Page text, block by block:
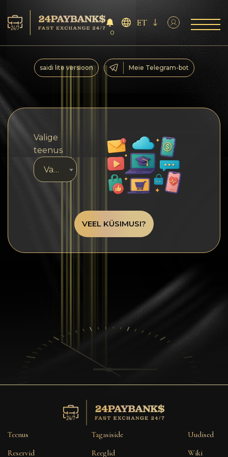
Teenus
Partneritele
Tagasiside
Reeglid
AML/CFT
Konfidentsiaalsus
Kontaktid
Maine
0
ET
saidi lite versioon Meie Telegram-bot
Valige
teenus
Valige teenus
VEEL KÜSIMUSI?
Teenus
Reservid
Tagasiside
Reeglid
Uudised
Wiki